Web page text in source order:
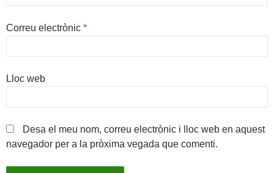
Correu electrònic *
Lloc web
Desa el meu nom, correu electrònic i lloc web en aquest
navegador per a la pròxima vegada que comenti.